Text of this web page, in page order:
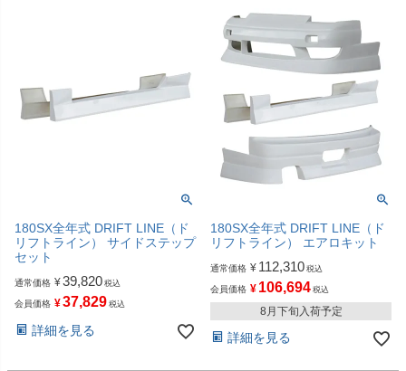
180SX全年式 DRIFT LINE（ド
リフトライン） サイドステップ
セット
通常価格 ¥39,820 税込
会員価格 ¥37,829 税込
詳細を見る
180SX全年式 DRIFT LINE（ド
リフトライン） エアロキット
通常価格 ¥ 112,310 税込
会員価格 ¥ 106,694 税込
8月下旬入荷予定
詳細を見る